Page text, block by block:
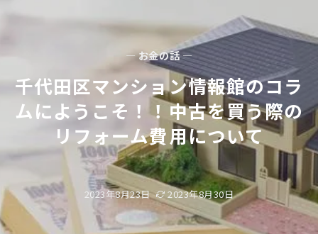
— お金の話 —
千代田区マンション情報館のコラ
ムにようこそ！！中古を買う際の
リフォーム費用について
2023年8月23日 2023年8月30日